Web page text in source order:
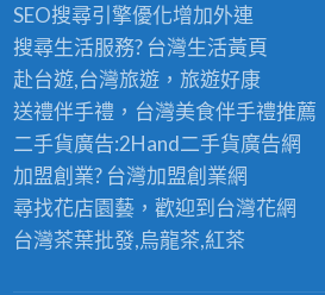
SEO搜尋引擎優化增加外連
搜尋生活服務? 台灣生活黃頁
赴台遊,台灣旅遊，旅遊好康
送禮伴手禮，台灣美食伴手禮推薦
二手貨廣告:2Hand二手貨廣告網
加盟創業? 台灣加盟創業網
尋找花店園藝，歡迎到台灣花網
台灣茶葉批發,烏龍茶,紅茶